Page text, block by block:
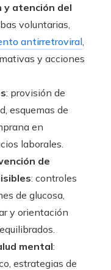
y atención del
voluntarias,
antirretroviral
y acciones
: provisión de
esquemas de
en
laborales.
de
: controles
de glucosa,
y orientación
mental:
estrategias de